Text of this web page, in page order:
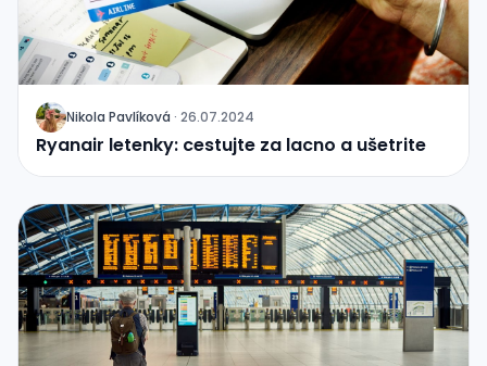
J Nikola Pavlíková · 26.07.2024
Ryanair letenky: cestujte za lacno a ušetrite